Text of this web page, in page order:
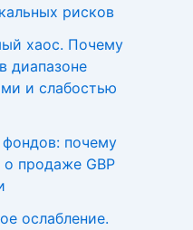
рисков
хаос. Почему
диапазоне
и слабостью
почему
о продаже GBP
ослабление.